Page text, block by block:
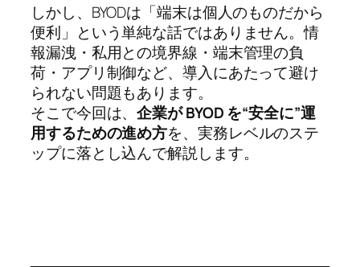
しかし、BYODは「端末は個人のものだから
便利」という単純な話ではありません。情
報漏洩・私用との境界線・端末管理の負
荷・アプリ制御など、導入にあたって避け
られない問題もあります。
そこで今回は、企業が BYOD を“安全に”運
用するための進め方を、実務レベルのステ
ップに落とし込んで解説します。